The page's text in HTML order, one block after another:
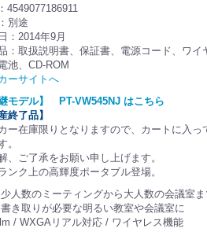
4549077186911
別途
：2014年9月
：取扱説明書、保証書、電源コード、ワイ
池、CD-ROM
ーサイトへ
継モデル】 PT-VW545NJ はこちら
終了品】
ー在庫限りとなりますので、カートに入っ
。
、ご了承をお願い申し上げます。
ンク上の高輝度ポータブル登場。
少人数のミーティングから大人数の会議室
書き取りが必要な明るい教室や会議室に
/ WXGAリアル対応 / ワイヤレス機能